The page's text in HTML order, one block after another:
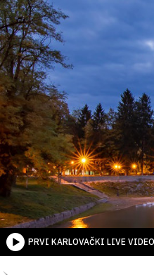
PRVI KARLOVAČKI LIVE VIDEO